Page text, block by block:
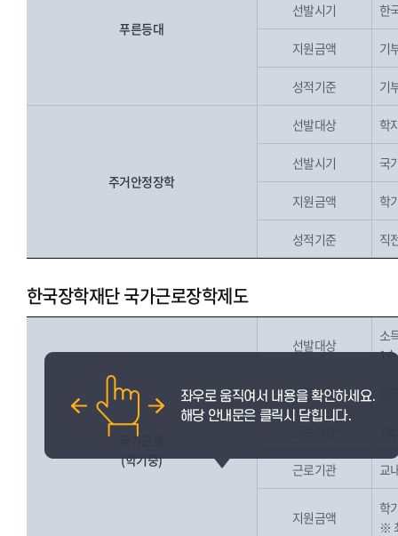
푸른등대
선발시기 한
지원금액 기
성적기준 기
주거안정장학
선발대상 학
선발시기 국
지원금액 학
성적기준 직
한국장학재단 국가근로장학제도
국가근로
(학기중)
선발대상
소
1
신청시기
근로기관 교
지원금액
학
※